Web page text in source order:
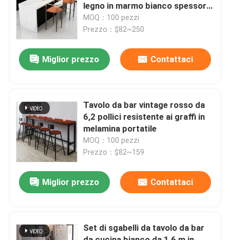
Chi Siamo
Visita alla fabbrica
Controllo di qualità
Contattaci
Notizie
Casi
Scrivanie per postazioni di lavoro per ufficio
legno in marmo bianco spessore
25 mm con sedie
MOQ：100 pezzi
Prezzo：$82~250
Miglior prezzo Contattaci
Tavolo da bar vintage rosso da
6,2 pollici resistente ai graffi in
melamina portatile
MOQ：100 pezzi
Prezzo：$82~159
Miglior prezzo Contattaci
Set di sgabelli da tavolo da bar